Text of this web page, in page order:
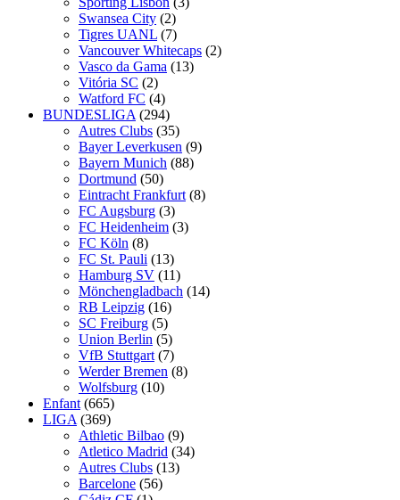
Swansea City (2)
Tigres UANL (7)
Vancouver Whitecaps (2)
Vasco da Gama (13)
Vitória SC (2)
Watford FC (4)
BUNDESLIGA (294)
Autres Clubs (35)
Bayer Leverkusen (9)
Bayern Munich (88)
Dortmund (50)
Eintracht Frankfurt (8)
FC Augsburg (3)
FC Heidenheim (3)
FC Köln (8)
FC St. Pauli (13)
Hamburg SV (11)
Mönchengladbach (14)
RB Leipzig (16)
SC Freiburg (5)
Union Berlin (5)
VfB Stuttgart (7)
Werder Bremen (8)
Wolfsburg (10)
Enfant (665)
LIGA (369)
Athletic Bilbao (9)
Atletico Madrid (34)
Autres Clubs (13)
Barcelone (56)